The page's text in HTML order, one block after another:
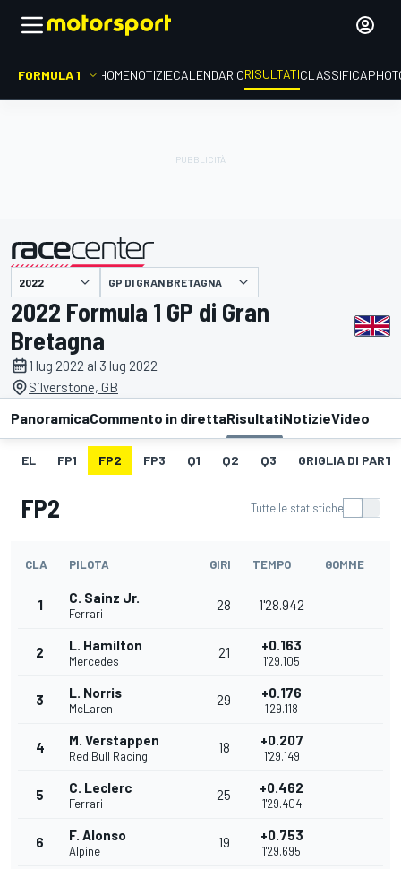
FORMULA 1 HOMENOTIZIECALENDARIORISULTATICLASSIFICA
presentato da GP DI GRAN BRETAGNA
2022 Formula 1 GP di Gran
Bretagna
1 lug 2022 al 3 lug 2022
Silverstone, GB
PanoramicaCommento in direttaRisultatiNotizieVideo
EL FP1 FP2 FP3 Q1 Q2 Q3 GRIGLIA DI
FP2 Tutte le statistiche
CLA PILOTA GIRI TEMPO GOMME
1 C. Sainz Jr.
Ferrari
28 1'28.942
2 L. Hamilton
Mercedes
21 +0.163
1'29.105
3 L. Norris
McLaren
29 +0.176
1'29.118
4 M. Verstappen
Red Bull Racing
18 +0.207
1'29.149
5 C. Leclerc
Ferrari
25 +0.462
1'29.404
6 F. Alonso
Alpine
19 +0.753
1'29.695